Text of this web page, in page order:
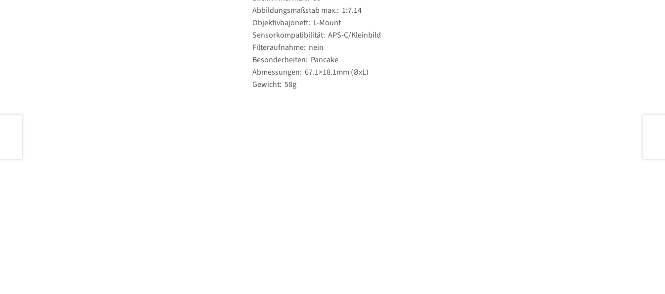
Abbildungsmaßstab max.: 1:7.14
Objektivbajonett: L-Mount
Sensorkompatibilität: APS-C/​Kleinbild
Filteraufnahme: nein
Besonderheiten: Pancake
Abmessungen: 67.1×18.1mm (ØxL)
Gewicht: 58g